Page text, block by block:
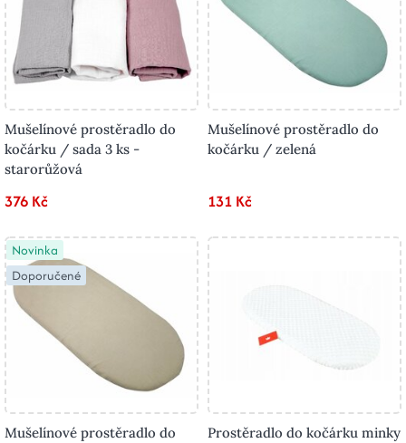
Mušelínové prostěradlo do
kočárku / sada 3 ks -
starorůžová
376 Kč
Mušelínové prostěradlo do
kočárku / zelená
131 Kč
Novinka
Doporučené
Mušelínové prostěradlo do
Prostěradlo do kočárku minky